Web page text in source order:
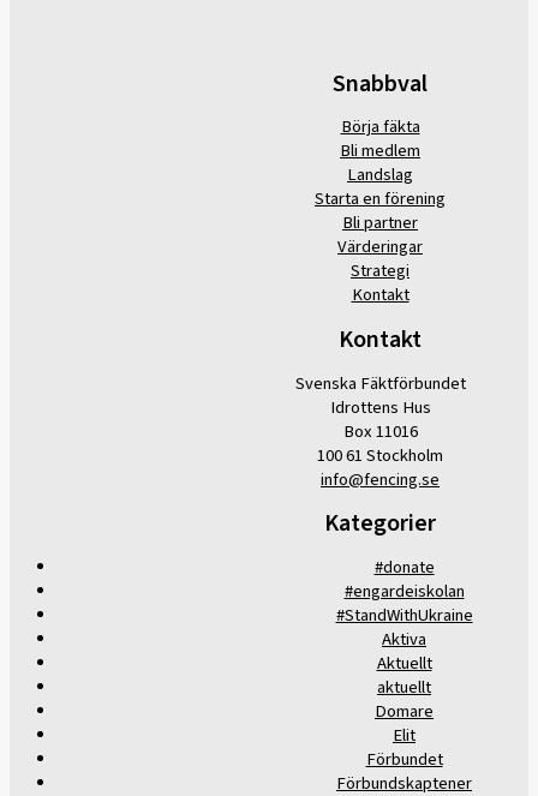
Snabbval
Börja fäkta
Bli medlem
Landslag
Starta en förening
Bli partner
Värderingar
Strategi
Kontakt
Kontakt
Svenska Fäktförbundet
Idrottens Hus
Box 11016
100 61 Stockholm
info@fencing.se
Kategorier
#donate
#engardeiskolan
#StandWithUkraine
Aktiva
Aktuellt
aktuellt
Domare
Elit
Förbundet
Förbundskaptener